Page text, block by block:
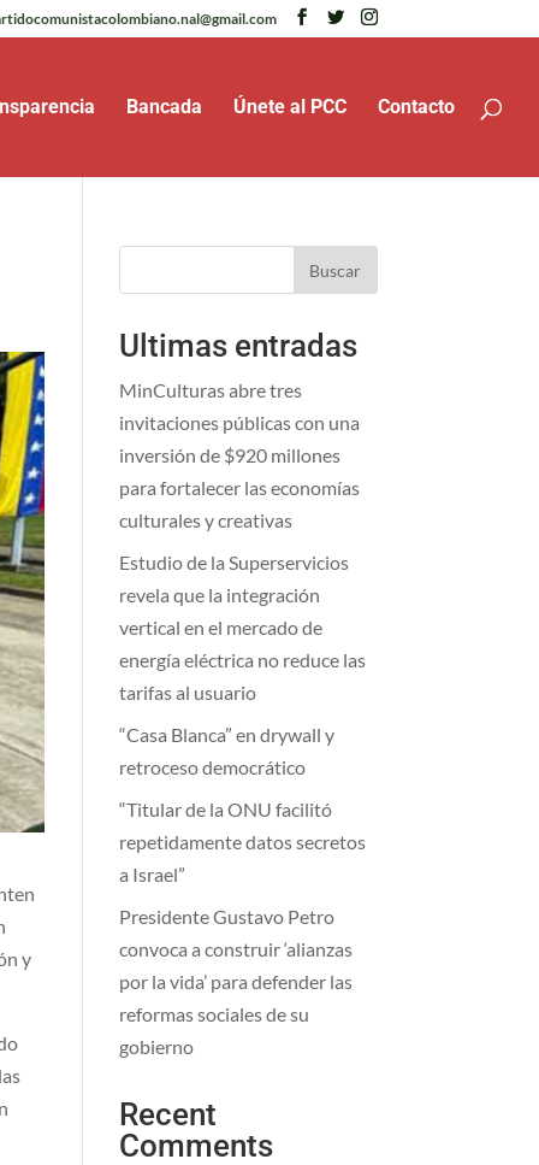
Bancada Únete al PCC Contacto
y
Buscar
Ultimas entradas
MinCulturas abre tres
invitaciones públicas con una
inversión de $920 millones
para fortalecer las economías
culturales y creativas
Estudio de la Superservicios
revela que la integración
vertical en el mercado de
energía eléctrica no reduce las
tarifas al usuario
“Casa Blanca” en drywall y
retroceso democrático
“Titular de la ONU facilitó
repetidamente datos secretos
a Israel”
Presidente Gustavo Petro
convoca a construir ‘alianzas
por la vida’ para defender las
reformas sociales de su
gobierno
Recent
Comments